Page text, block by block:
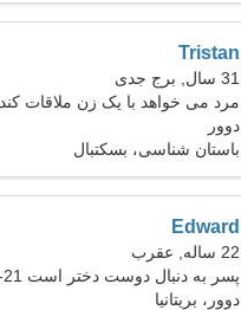
Tristan
31 سال, برج جدی
مرد می خواهد با یک زن ملاقات کند
دوور
باستان شناسی، بسکتبال
Edward
22 ساله, عقرب
پسر به دنبال دوست دختر است 21-29
دوور، بریتانیا